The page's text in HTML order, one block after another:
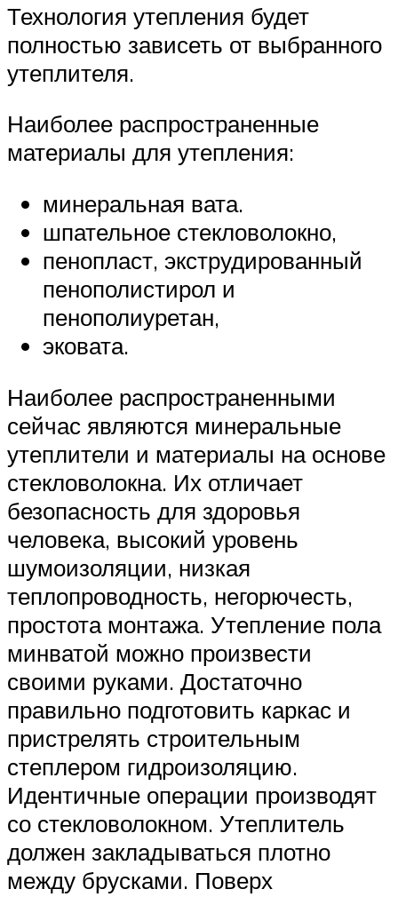
Технология утепления будет
полностью зависеть от выбранного
утеплителя.
Наиболее распространенные
материалы для утепления:
минеральная вата.
шпательное стекловолокно,
пенопласт, экструдированный
пенополистирол и
пенополиуретан,
эковата.
Наиболее распространенными
сейчас являются минеральные
утеплители и материалы на основе
стекловолокна. Их отличает
безопасность для здоровья
человека, высокий уровень
шумоизоляции, низкая
теплопроводность, негорючесть,
простота монтажа. Утепление пола
минватой можно произвести
своими руками. Достаточно
правильно подготовить каркас и
пристрелять строительным
степлером гидроизоляцию.
Идентичные операции производят
со стекловолокном. Утеплитель
должен закладываться плотно
между брусками. Поверх